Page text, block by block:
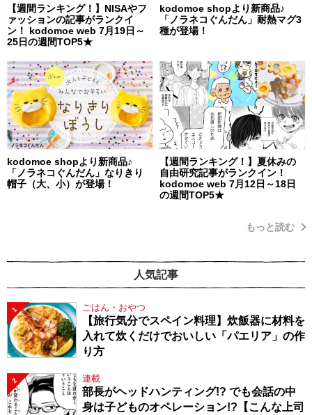
【週間ランキング！】NISAやフ
ァッションの記事がランクイ
ン！ kodomoe web 7月19日～
25日の週間TOP5★
kodomoe shopより新商品♪
「ノラネコぐんだん」耐熱マグ3
種が登場！
kodomoe shopより新商品♪
「ノラネコぐんだん」なりきり
帽子（大、小）が登場！
【週間ランキング！】夏休みの
自由研究記事がランクイン！
kodomoe web 7月12日～18日
の週間TOP5★
もっと読む
人気記事
1 ごはん・おやつ
【旅行気分でスペイン料理】炊飯器に材料を
入れて炊くだけでおいしい「パエリア」の作
り方
2 連載
部長がヘッドハンティング!? でも会話の中
身は子どものオペレーション!?【こんな上司